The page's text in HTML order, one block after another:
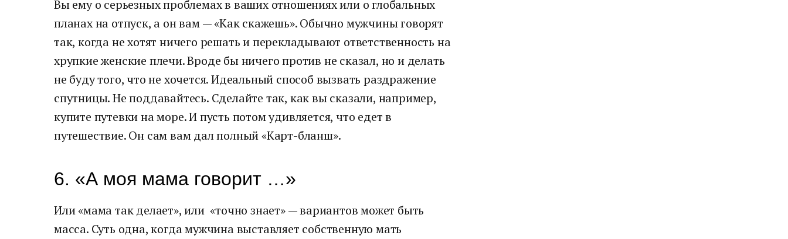
Вы ему о серьезных проблемах в ваших отношениях или о глобальных
планах на отпуск, а он вам — «Как скажешь». Обычно мужчины говорят
так, когда не хотят ничего решать и перекладывают ответственность на
хрупкие женские плечи. Вроде бы ничего против не сказал, но и делать
не буду того, что не хочется. Идеальный способ вызвать раздражение
спутницы. Не поддавайтесь. Сделайте так, как вы сказали, например,
купите путевки на море. И пусть потом удивляется, что едет в
путешествие. Он сам вам дал полный «Карт-бланш».
6. «А моя мама говорит …»
Или «мама так делает», или «точно знает» — вариантов может быть
масса. Суть одна, когда мужчина выставляет собственную мать